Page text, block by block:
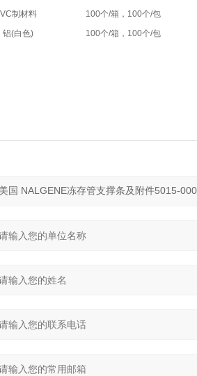
制材料
100个/箱，100个/包
铝(白色) 100个/箱，100个/包